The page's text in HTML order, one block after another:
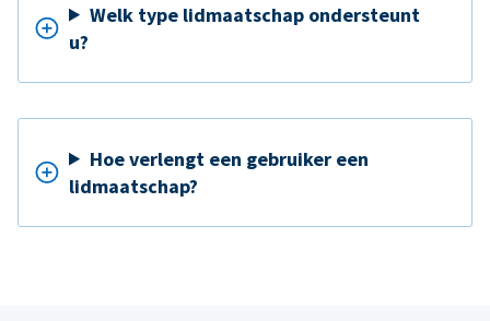
Welk type lidmaatschap ondersteunt
u?
Hoe verlengt een gebruiker een
lidmaatschap?